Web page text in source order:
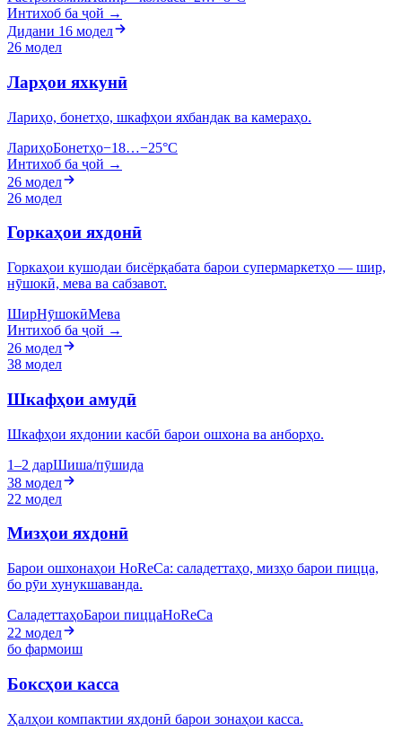
Интихоб ба ҷой →
Дидани 16 модел
26 модел
Ларҳои яхкунӣ
Лариҳо, бонетҳо, шкафҳои яхбандак ва камераҳо.
ЛариҳоБонетҳо−18…−25°C
Интихоб ба ҷой →
26 модел
26 модел
Горкаҳои яхдонӣ
Горкаҳои кушодаи бисёрқабата барои супермаркетҳо — шир,
нӯшокӣ, мева ва сабзавот.
ШирНӯшокӣМева
Интихоб ба ҷой →
26 модел
38 модел
Шкафҳои амудӣ
Шкафҳои яхдонии касбӣ барои ошхона ва анборҳо.
1–2 дарШиша/пӯшида
38 модел
22 модел
Мизҳои яхдонӣ
Барои ошхонаҳои HoReCa: саладеттаҳо, мизҳо барои пицца,
бо рӯи хунукшаванда.
СаладеттаҳоБарои пиццаHoReCa
22 модел
бо фармоиш
Боксҳои касса
Ҳалҳои компактии яхдонӣ барои зонаҳои касса.